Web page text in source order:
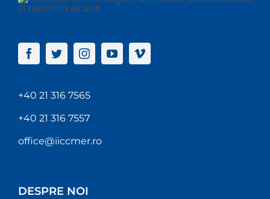
+40 21 316 7565
+40 21 316 7557
office@iiccmer.ro
DESPRE NOI